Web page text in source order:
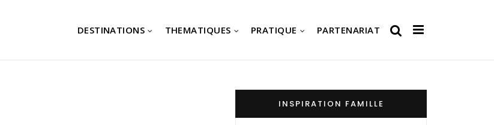
DESTINATIONS THEMATIQUES PRATIQUE PARTENARIAT
INSPIRATION FAMILLE